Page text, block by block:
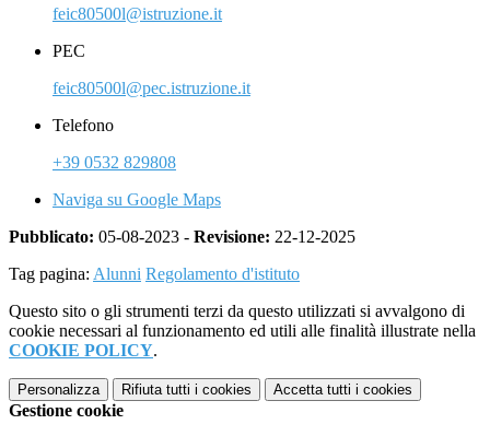
feic80500l@istruzione.it
PEC
feic80500l@pec.istruzione.it
Telefono
+39 0532 829808
Naviga su Google Maps
Pubblicato: 05-08-2023 - Revisione: 22-12-2025
Tag pagina: Alunni Regolamento d'istituto
Questo sito o gli strumenti terzi da questo utilizzati si avvalgono di
cookie necessari al funzionamento ed utili alle finalità illustrate nella
COOKIE POLICY.
Personalizza Rifiuta tutti i cookies Accetta tutti i cookies
Gestione cookie